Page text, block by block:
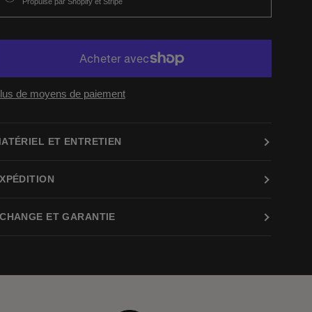
de moyens de paiement
ET ENTRETIEN
ET GARANTIE